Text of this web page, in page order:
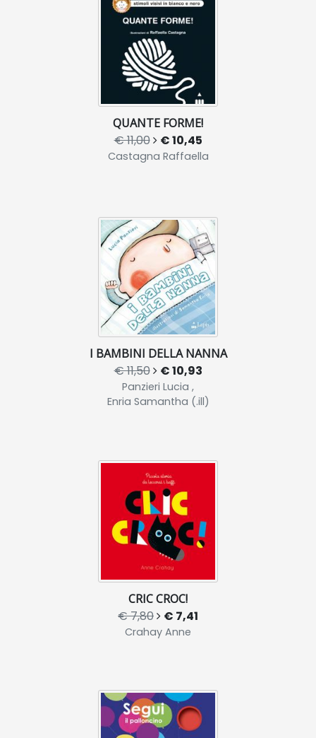
QUANTE FORME!
€ 11,00 € 10,45
Castagna Raffaella
I BAMBINI DELLA NANNA
€ 11,50 € 10,93
Panzieri Lucia ,
Enria Samantha (.ill)
CRIC CROC!
€ 7,80 € 7,41
Crahay Anne